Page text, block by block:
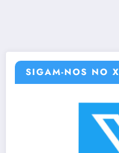
SIGAM-NOS NO X